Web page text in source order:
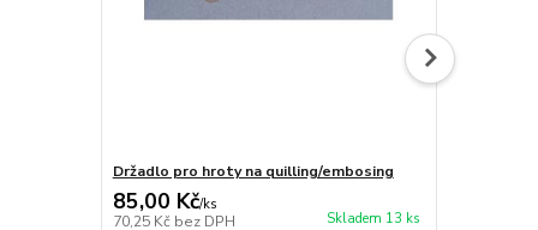
Držadlo pro hroty na quilling/embosing
85,00 Kč/ks
70,25 Kč bez DPH Skladem 13 ks